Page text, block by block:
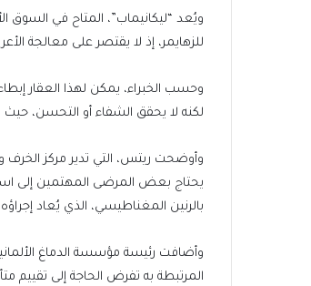
للزهايمر، إذ لا يقتصر على معالجة
وحسب الخبراء، يمكن لهذا العقار
لكنه لا يحقق الشفاء أو التحسن، حيث
وأوضحت ريتس، التي تدير مركز الخرف
يحتاج بعض المرضى المهتمين إلى
بالرنين المغناطيسي، الذي يُعاد
وأضافت رئيسة مؤسسة الدماغ
المرتبطة به تفرض الحاجة إلى